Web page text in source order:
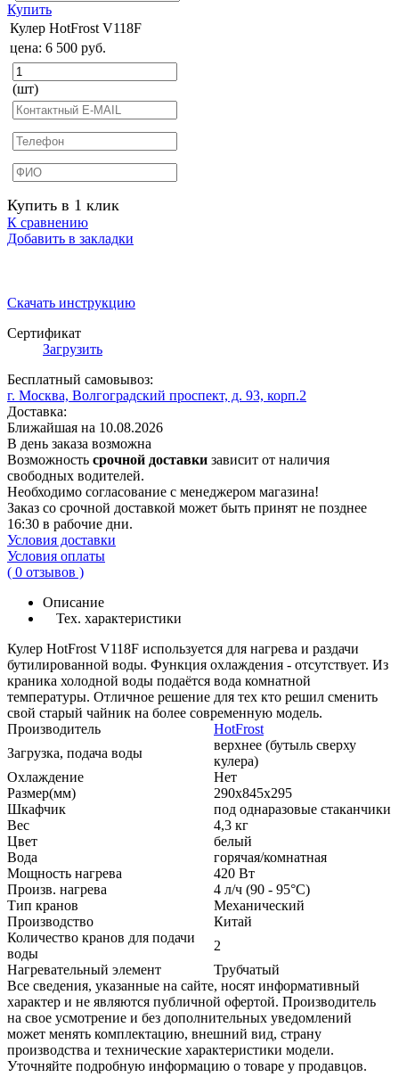
Купить
Кулер HotFrost V118F
цена: 6 500 руб.
(шт)
Купить в 1 клик
К сравнению
Добавить в закладки
Скачать инструкцию
Сертификат
Загрузить
Бесплатный самовывоз:
г. Москва, Волгоградский проспект, д. 93, корп.2
Доставка:
Ближайшая на 10.08.2026
В день заказа возможна
Возможность срочной доставки зависит от наличия
свободных водителей.
Необходимо согласование с менеджером магазина!
Заказ со срочной доставкой может быть принят не позднее
16:30 в рабочие дни.
Условия доставки
Условия оплаты
( 0 отзывов )
Описание
Тех. характеристики
Кулер HotFrost V118F используется для нагрева и раздачи
бутилированной воды. Функция охлаждения - отсутствует. Из
краника холодной воды подаётся вода комнатной
температуры. Отличное решение для тех кто решил сменить
свой старый чайник на более современную модель.
Производитель
HotFrost
Загрузка, подача воды
верхнее (бутыль сверху
кулера)
Охлаждение
Нет
Размер(мм)
290х845х295
Шкафчик
под однаразовые стаканчики
Вес
4,3 кг
Цвет
белый
Вода
горячая/комнатная
Мощность нагрева
420 Вт
Произв. нагрева
4 л/ч (90 - 95°C)
Тип кранов
Механический
Производство
Китай
Количество кранов для подачи
воды
2
Нагревательный элемент
Трубчатый
Все сведения, указанные на сайте, носят информативный
характер и не являются публичной офертой. Производитель
на свое усмотрение и без дополнительных уведомлений
может менять комплектацию, внешний вид, страну
производства и технические характеристики модели.
Уточняйте подробную информацию о товаре у продавцов.